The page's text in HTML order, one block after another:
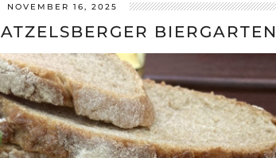
NOVEMBER 16, 2025
BIERGARTEN